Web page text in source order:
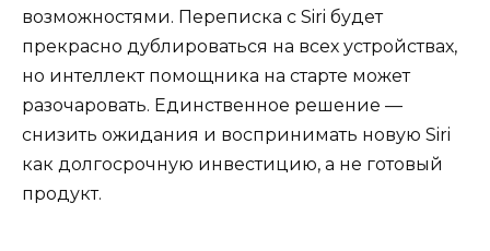
возможностями. Переписка с Siri будет
прекрасно дублироваться на всех устройствах,
но интеллект помощника на старте может
разочаровать. Единственное решение —
снизить ожидания и воспринимать новую Siri
как долгосрочную инвестицию, а не готовый
продукт.